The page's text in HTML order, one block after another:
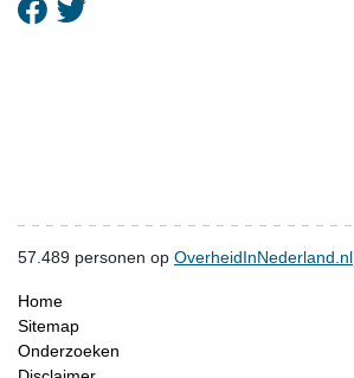
57.489 personen op OverheidInNederland.nl
Home
Sitemap
Onderzoeken